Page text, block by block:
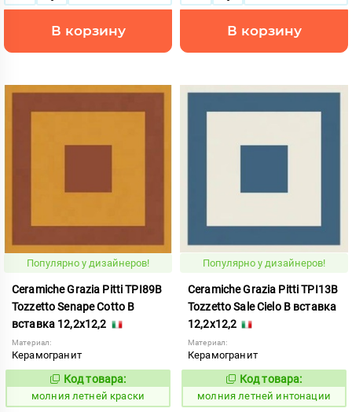
В корзину В корзину
Популярно у дизайнеров!
Ceramiche Grazia Pitti TPI89B
Tozzetto Senape Cotto B
вставка 12,2x12,2
Материал:
Керамогранит
1005914
Код товара:
молния летней краски
Популярно у дизайнеров!
Ceramiche Grazia Pitti TPI13B
Tozzetto Sale Cielo B вставка
12,2x12,2
Материал:
Керамогранит
1005908
Код товара:
молния летней интонации